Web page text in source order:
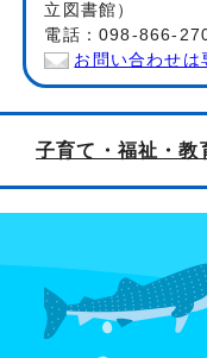
立図書館）
電話：098-866-
お問い合わせは
子育て・福祉・教